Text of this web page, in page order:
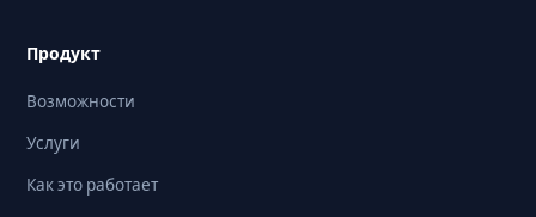
Продукт
Возможности
Услуги
Как это работает